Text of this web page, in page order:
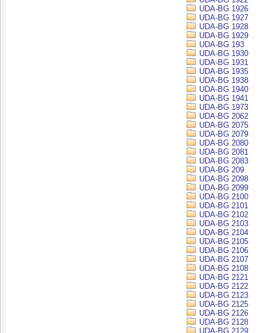
UDA-BG 1926
UDA-BG 1927
UDA-BG 1928
UDA-BG 1929
UDA-BG 193
UDA-BG 1930
UDA-BG 1931
UDA-BG 1935
UDA-BG 1938
UDA-BG 1940
UDA-BG 1941
UDA-BG 1973
UDA-BG 2062
UDA-BG 2075
UDA-BG 2079
UDA-BG 2080
UDA-BG 2081
UDA-BG 2083
UDA-BG 209
UDA-BG 2098
UDA-BG 2099
UDA-BG 2100
UDA-BG 2101
UDA-BG 2102
UDA-BG 2103
UDA-BG 2104
UDA-BG 2105
UDA-BG 2106
UDA-BG 2107
UDA-BG 2108
UDA-BG 2121
UDA-BG 2122
UDA-BG 2123
UDA-BG 2125
UDA-BG 2126
UDA-BG 2128
UDA-BG 2129